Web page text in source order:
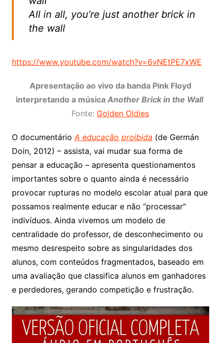
All in all, you’re just another brick in
the wall
https://www.youtube.com/watch?v=6vNEtPE7xWE
Apresentação ao vivo da banda Pink Floyd
interpretando a música Another Brick in the Wall
Fonte: Golden Oldies
O documentário A educação proibida (de Germán
Doin, 2012) – assista, vai mudar sua forma de
pensar a educação – apresenta questionamentos
importantes sobre o quanto ainda é necessário
provocar rupturas no modelo escolar atual para que
possamos realmente educar e não “processar”
indivíduos. Ainda vivemos um modelo de
centralidade do professor, de desconhecimento ou
mesmo desrespeito sobre as singularidades dos
alunos, com conteúdos fragmentados, baseado em
uma avaliação que classifica alunos em ganhadores
e perdedores, gerando competição e frustração.